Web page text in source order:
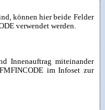
können hier beide Felder
verwendet werden.
Innenauftrag miteinander
im Infoset zur